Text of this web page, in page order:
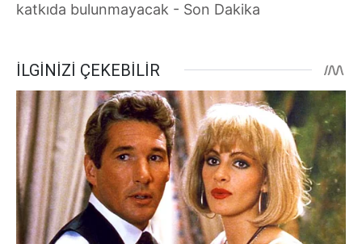
katkıda bulunmayacak - Son Dakika